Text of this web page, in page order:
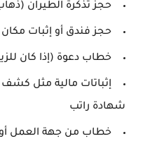
حجز تذكرة الطيران
حجز فندق أو إثبات مكان
خطاب دعوة (إذا كان
إثباتات مالية
شهادة راتب
خطاب من جهة العمل